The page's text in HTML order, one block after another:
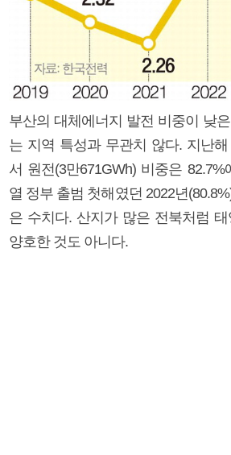
부산의 대체에너지 발전 비중이 낮
는 지역 특성과 무관치 않다. 지난
서 원전(3만671GWh) 비중은
열 정부 출범 첫해였던 2022년
은 수치다. 산지가 많은 전북처럼
양호한 것도 아니다.